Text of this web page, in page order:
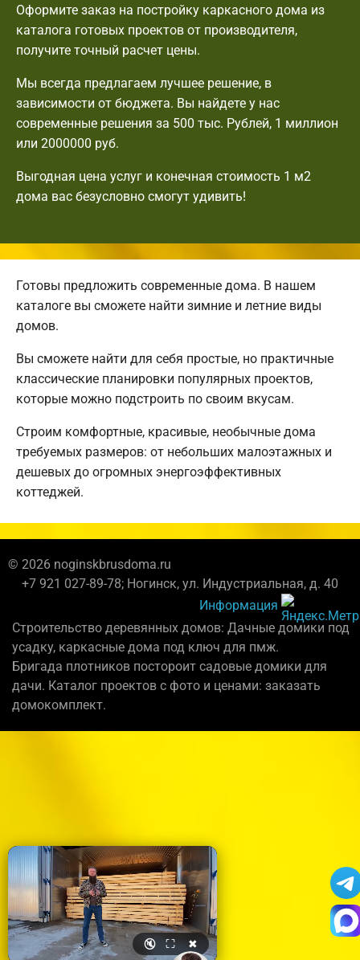
Оформите заказ на постройку каркасного дома из
каталога готовых проектов от производителя,
получите точный расчет цены.
Мы всегда предлагаем лучшее решение, в
зависимости от бюджета. Вы найдете у нас
современные решения за 500 тыс. Рублей, 1 миллион
или 2000000 руб.
Выгодная цена услуг и конечная стоимость 1 м2
дома вас безусловно смогут удивить!
Готовы предложить современные дома. В нашем
каталоге вы сможете найти зимние и летние виды
домов.
Вы сможете найти для себя простые, но практичные
классические планировки популярных проектов,
которые можно подстроить по своим вкусам.
Строим комфортные, красивые, необычные дома
требуемых размеров: от небольших малоэтажных и
дешевых до огромных энергоэффективных
коттеджей.
© 2026 noginskbrusdoma.ru
+7 921 027-89-78; Ногинск, ул. Индустриальная, д. 40
Информация
Строительство деревянных домов: Дачные домики под
усадку, каркасные дома под ключ для пмж.
Бригада плотников постороит садовые домики для
дачи. Каталог проектов с фото и ценами: заказать
домокомплект.
🔇 ⛶ ✖